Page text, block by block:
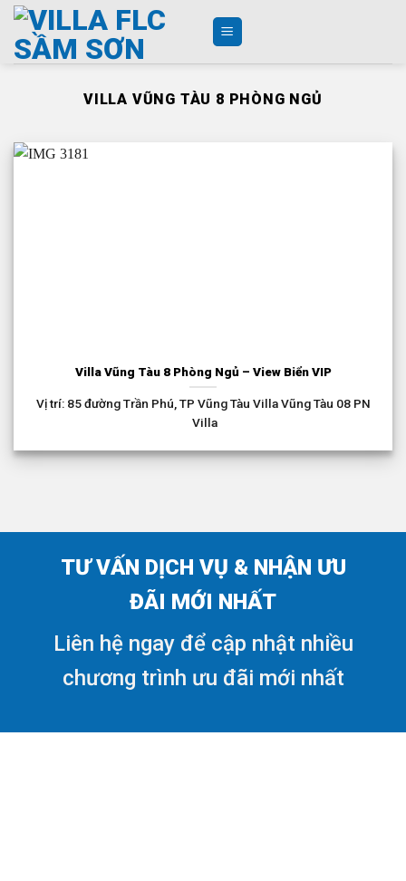
Skip
content
VILLA VŨNG TÀU 8 PHÒNG NGỦ
Villa Vũng Tàu 8 Phòng Ngủ – View Biển VIP
Vị trí: 85 đường Trần Phú, TP Vũng Tàu Villa Vũng Tàu 08 PN
Villa
TƯ VẤN DỊCH VỤ & NHẬN ƯU
ĐÃI MỚI NHẤT
Liên hệ ngay để cập nhật nhiều
chương trình ưu đãi mới nhất